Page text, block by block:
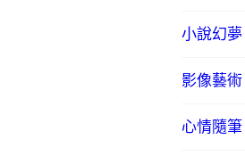
小說幻夢
影像藝術
心情隨筆